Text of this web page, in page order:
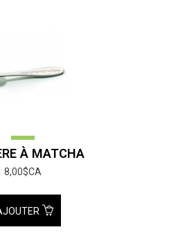
À MATCHA
8,00$CA